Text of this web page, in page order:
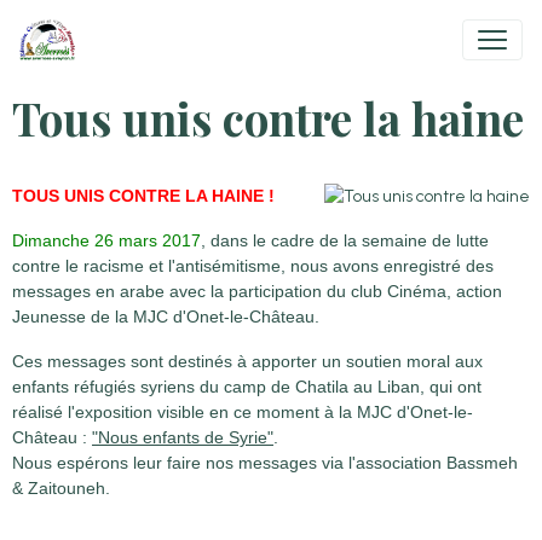
Tous unis contre la haine
TOUS UNIS CONTRE LA HAINE !
Dimanche 26 mars 2017 , dans le cadre de la semaine de lutte
contre le racisme et l'antisémitisme, nous avons enregistré des
messages en arabe avec la participation du club Cinéma, action
Jeunesse de la MJC d'Onet-le-Château.
Ces messages sont destinés à apporter un soutien moral aux
enfants réfugiés syriens du camp de Chatila au Liban, qui ont
réalisé l'exposition visible en ce moment à la MJC d'Onet-le-
Château : "Nous enfants de Syrie"
Nous espérons leur faire nos messages via l'association Bassmeh
& Zaitouneh.